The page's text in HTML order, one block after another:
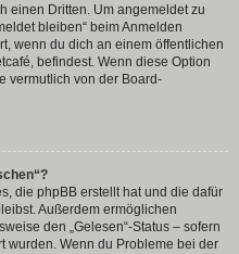
einen Dritten. Um angemeldet zu
bleiben“ beim Anmelden
wenn du dich an einem öffentlichen
befindest. Wenn diese Option
vermutlich von der Board-
die phpBB erstellt hat und die dafür
Außerdem ermöglichen
den „Gelesen“-Status – sofern
wurden. Wenn du Probleme bei der